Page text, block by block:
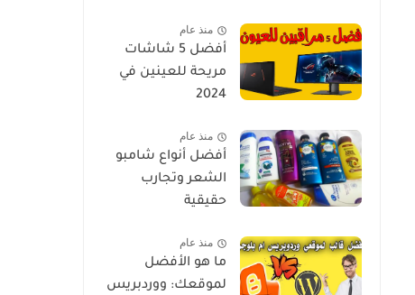
منذ عام
أفضل 5 شاشات
مريحة للعينين في
2024
منذ عام
أفضل أنواع شامبو
الشعر وتجارب
حقيقية
منذ عام
ما هو الأفضل
لموقعك: ووردبريس